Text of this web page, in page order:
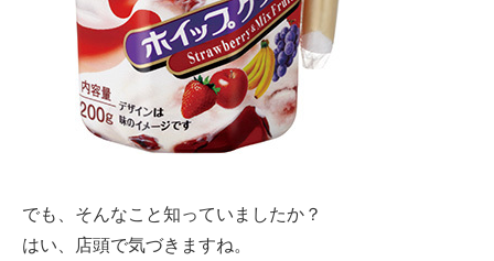
でも、そんなこと知っていましたか？
はい、店頭で気づきますね。